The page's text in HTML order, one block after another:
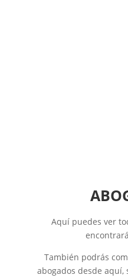
Aquí puedes ver
También podrás
abogados desde